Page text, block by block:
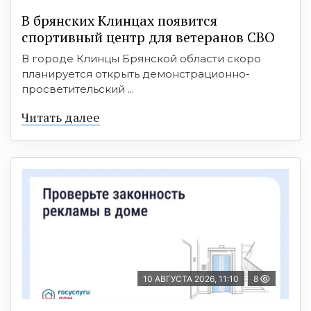
В брянских Клинцах появится
спортивный центр для ветеранов СВО
В городе Клинцы Брянской области скоро
планируется открыть демонстрационно-
просветительский ...
Читать далее
10 АВГУСТА 2026, 11:10 8